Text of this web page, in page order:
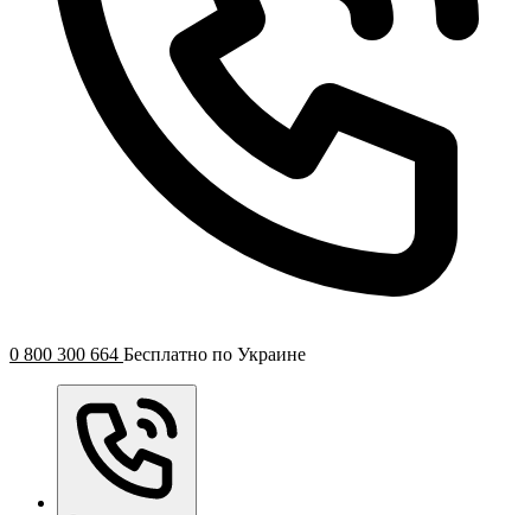
0 800 300 664 Бесплатно по Украине